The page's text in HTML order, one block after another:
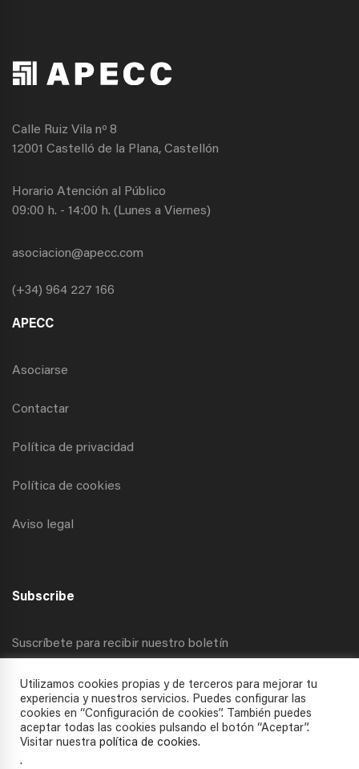
Calle Ruiz Vila nº 8
12001 Castelló de la Plana, Castellón
Horario Atención al Público
09:00 h. - 14:00 h. (Lunes a Viernes)
asociacion@apecc.com
(+34) 964 227 166
APECC
Asociarse
Contactar
Política de privacidad
Política de cookies
Aviso legal
Subscribe
Suscríbete para recibir nuestro boletín
Utilizamos cookies propias y de terceros para mejorar tu
experiencia y nuestros servicios. Puedes configurar las
cookies en “Configuración de cookies”. También puedes
aceptar todas las cookies pulsando el botón “Aceptar”.
Visitar nuestra política de cookies.
.